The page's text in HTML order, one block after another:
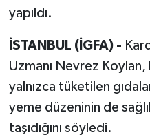
yapıldı.
İSTANBUL (İGFA) -
Uzmanı Nevrez
yalnızca tüketilen
yeme düzeninin de
taşıdığını söyledi.